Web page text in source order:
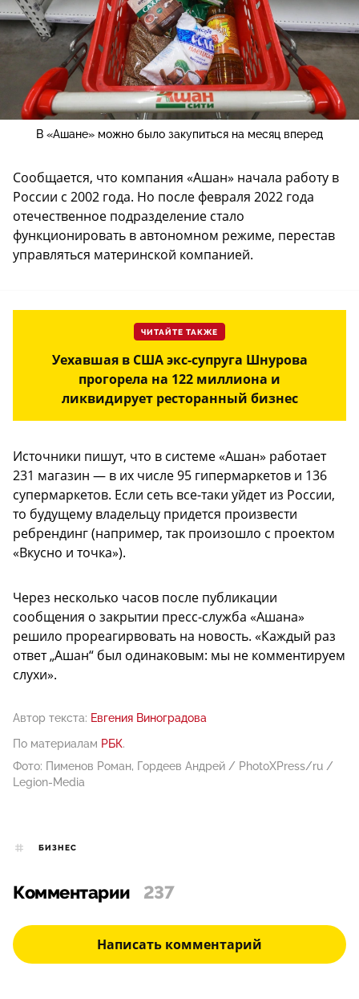
В «Ашане» можно было закупиться на месяц вперед
Сообщается, что компания «Ашан» начала работу в
России с 2002 года. Но после февраля 2022 года
отечественное подразделение стало
функционировать в автономном режиме, перестав
управляться материнской компанией.
ЧИТАЙТЕ ТАКЖЕ
Уехавшая в США экс-супруга Шнурова
прогорела на 122 миллиона и
ликвидирует ресторанный бизнес
Источники пишут, что в системе «Ашан» работает
231 магазин — в их числе 95 гипермаркетов и 136
супермаркетов. Если сеть все-таки уйдет из России,
то будущему владельцу придется произвести
ребрендинг (например, так произошло с проектом
«Вкусно и точка»).
Через несколько часов после публикации
сообщения о закрытии пресс-служба «Ашана»
решило прореагирвовать на новость. «Каждый раз
ответ „Ашан“ был одинаковым: мы не комментируем
слухи».
Автор текста: Евгения Виноградова
По материалам РБК.
Фото: Пименов Роман, Гордеев Андрей / PhotoXPress/ru /
Legion-Media
БИЗНЕС
Комментарии 237
Написать комментарий